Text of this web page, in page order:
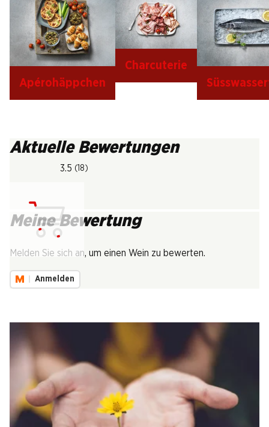
Apérohäppchen
Charcuterie
Aktuelle Bewertungen
3.5 (18)
Meine Bewertung
Melden Sie sich an, um einen Wein zu bewerten.
Anmelden